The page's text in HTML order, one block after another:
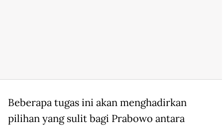
Beberapa tugas ini akan menghadirkan
pilihan yang sulit bagi Prabowo antara